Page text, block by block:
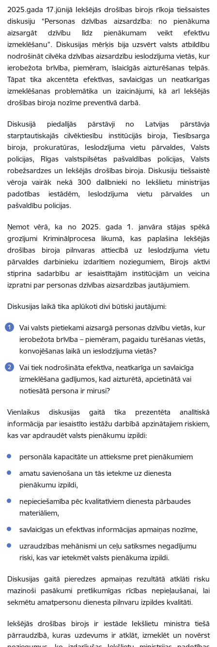
2025.gada 17.jūnijā Iekšējās drošības birojs rīkoja tiešsaistes
diskusiju “Personas dzīvības aizsardzība: no pienākuma
aizsargāt dzīvību līdz pienākumam veikt efektīvu
izmeklēšanu”. Diskusijas mērķis bija uzsvērt valsts atbildību
nodrošināt cilvēka dzīvības aizsardzību ieslodzījuma vietās, kur
ierobežota brīvība, piemēram, īslaicīgās aizturēšanas telpās.
Tāpat tika akcentēta efektīvas, savlaicīgas un neatkarīgas
izmeklēšanas problemātika un izaicinājumi, kā arī Iekšējās
drošības biroja nozīme preventīvā darbā.
Diskusijā piedalījās pārstāvji no Latvijas pārstāvja
starptautiskajās cilvēktiesību institūcijās biroja, Tiesībsarga
biroja, prokuratūras, Ieslodzījuma vietu pārvaldes, Valsts
policijas, Rīgas valstspilsētas pašvaldības policijas, Valsts
robežsardzes un Iekšējās drošības biroja. Diskusiju tiešsaistē
vēroja vairāk nekā 300 dalībnieki no Iekšlietu ministrijas
padotības iestādēm, Ieslodzījuma vietu pārvaldes un
pašvaldību policijas.
Ņemot vērā, ka no 2025. gada 1. janvāra stājas spēkā
grozījumi Kriminālprocesa likumā, kas paplašina Iekšējās
drošības biroja pilnvaras attiecībā uz Ieslodzījuma vietu
pārvaldes darbinieku izdarītiem noziegumiem, Birojs aktīvi
stiprina sadarbību ar iesaistītajām institūcijām un veicina
izpratni par personas dzīvības aizsardzības jautājumiem.
Diskusijas laikā tika aplūkoti divi būtiski jautājumi:
Vai valsts pietiekami aizsargā personas dzīvību vietās, kur
ierobežota brīvība – piemēram, pagaidu turēšanas vietās,
konvojēšanas laikā un ieslodzījuma vietās?
Vai tiek nodrošināta efektīva, neatkarīga un savlaicīga
izmeklēšana gadījumos, kad aizturētā, apcietinātā vai
notiesātā persona ir mirusi?
Vienlaikus diskusijas gaitā tika prezentēta analītiskā
informācija par iesaistīto iestāžu darbībā apzinātajiem riskiem,
kas var apdraudēt valsts pienākumu izpildi:
personāla kapacitāte un attieksme pret pienākumiem
amatu savienošana un tās ietekme uz dienesta
pienākumu izpildi,
nepieciešamība pēc kvalitatīviem dienesta pārbaudes
materiāliem,
savlaicīgas un efektīvas informācijas apmaiņas nozīme,
uzraudzības mehānismi un ceļu satiksmes negadījumu
riski, kas var ietekmēt valsts pienākuma izpildi.
Diskusijas gaitā pieredzes apmaiņas rezultātā atklāti risku
mazinoši pasākumi pretlikumīgas rīcības nepieļaušanai, lai
sekmētu amatpersonu dienesta pilnvaru izpildes kvalitāti.
Iekšējās drošības birojs ir iestāde Iekšlietu ministra tiešā
pārraudzībā, kuras uzdevums ir atklāt, izmeklēt un novērst